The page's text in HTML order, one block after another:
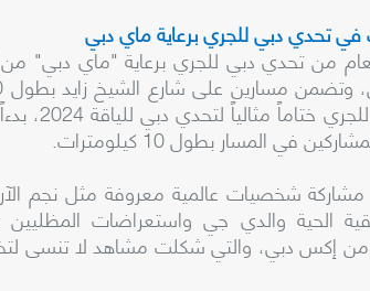
من تحدي دبي للجري برعاية "ماي دبي"
ومثّل
في المسار بطول 10 كيلومترات.
شخصيات عالمية معروفة مثل نجم